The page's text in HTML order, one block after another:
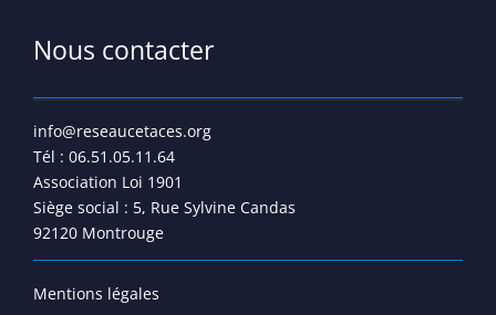
Nous contacter
info@reseaucetaces.org
Tél : 06.51.05.11.64
Association Loi 1901
Siège social : 5, Rue Sylvine Candas
92120 Montrouge
Mentions légales